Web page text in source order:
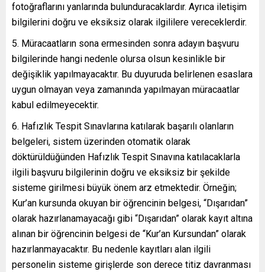
fotoğraflarını yanlarında bulunduracaklardır. Ayrıca iletişim
bilgilerini doğru ve eksiksiz olarak ilgililere vereceklerdir.
5. Müracaatların sona ermesinden sonra adayın başvuru
bilgilerinde hangi nedenle olursa olsun kesinlikle bir
değişiklik yapılmayacaktır. Bu duyuruda belirlenen esaslara
uygun olmayan veya zamanında yapılmayan müracaatlar
kabul edilmeyecektir.
6. Hafızlık Tespit Sınavlarına katılarak başarılı olanların
belgeleri, sistem üzerinden otomatik olarak
döktürüldüğünden Hafızlık Tespit Sınavına katılacaklarla
ilgili başvuru bilgilerinin doğru ve eksiksiz bir şekilde
sisteme girilmesi büyük önem arz etmektedir. Örneğin;
Kur’an kursunda okuyan bir öğrencinin belgesi, “Dışarıdan”
olarak hazırlanamayacağı gibi “Dışarıdan” olarak kayıt altına
alınan bir öğrencinin belgesi de “Kur’an Kursundan” olarak
hazırlanmayacaktır. Bu nedenle kayıtları alan ilgili
personelin sisteme girişlerde son derece titiz davranması